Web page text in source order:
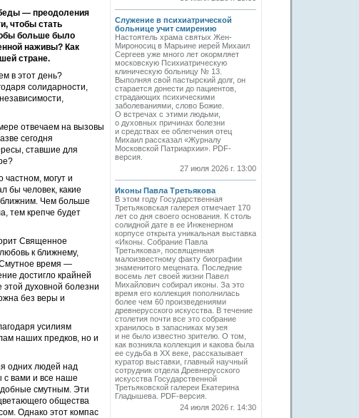
— преодоления
чтобы стать
больше было
наживы? Как
стране.
в этот день?
солидарности,
отвечаем на вызовы
сегодня
ставшие для
частном, могут и
бы человек, какие
Чем больше
тем крепче будет
Священное
к ближнему,
Смутное время —
достигло крайней
этой духовной болезни
без веры и
усилиям
наших предков, но и
одних людей над
с вами и все наше
смутным. Эти
общества
Однако этот компас
Служение в психиатрической
больнице учит смирению
Настоятель храма святых Жен-
Мироносиц в Марьине иерей Михаил
Сергеев уже много лет окормляет
московскую Психиатрическую
клиническую больницу № 13.
Выполняя свой пастырский долг, он
старается донести до пациентов,
страдающих психическими
заболеваниями, слово Божие.
О встречах с этими людьми,
о духовных причинах болезни
и средствах ее облегчения отец
Михаил рассказал «Журналу
Московской Патриархии». PDF-
версия.
27 июля 2026 г. 13:00
Иконы Павла Третьякова
В этом году Государственная
Третьяковская галерея отмечает 170
лет со дня своего основания. К столь
солидной дате в ее Инженерном
корпусе открыта уникальная выставка
«Иконы. Собрание Павла
Третьякова», посвященная
малоизвестному факту биографии
знаменитого мецената. Последние
восемь лет своей жизни Павел
Михайлович собирал иконы. За это
время его коллекция пополнилась
более чем 60 произведениями
древнерусского искусства. В течение
столетия почти все это собрание
хранилось в запасниках музея
и не было известно зрителю. О том,
как возникла коллекция и какова была
ее судьба в ХХ веке, рассказывает
куратор выставки, главный научный
сотрудник отдела Древнерусского
искусства Государственной
Третьяковской галереи Екатерина
Гладышева. PDF-версия.
24 июля 2026 г. 14:30